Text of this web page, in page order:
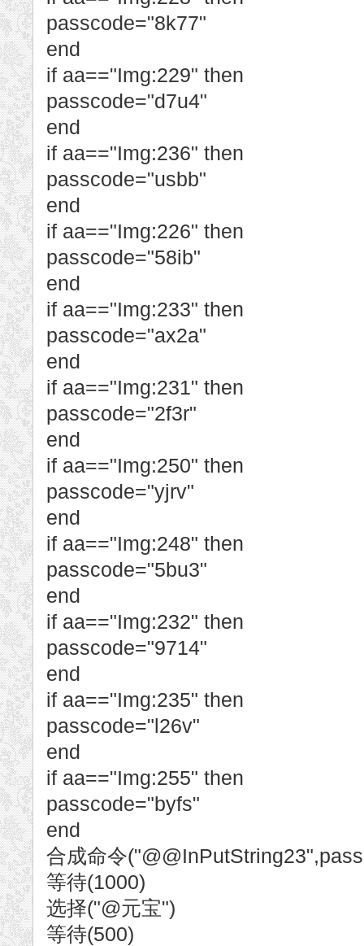
passcode="8k77"
end
if aa=="Img:229" then
passcode="d7u4"
end
if aa=="Img:236" then
passcode="usbb"
end
if aa=="Img:226" then
passcode="58ib"
end
if aa=="Img:233" then
passcode="ax2a"
end
if aa=="Img:231" then
passcode="2f3r"
end
if aa=="Img:250" then
passcode="yjrv"
end
if aa=="Img:248" then
passcode="5bu3"
end
if aa=="Img:232" then
passcode="9714"
end
if aa=="Img:235" then
passcode="l26v"
end
if aa=="Img:255" then
passcode="byfs"
end
合成命令
等待(1000)
选择("@元宝")
等待(500)